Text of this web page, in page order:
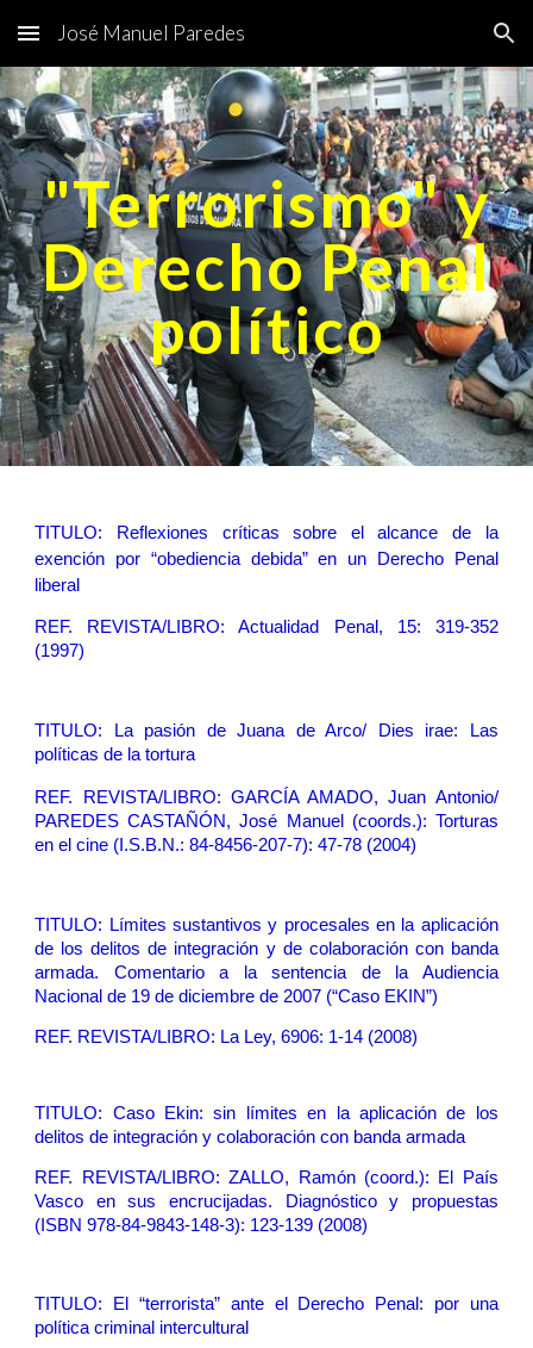
Skip to main content Skip to navigation
José Manuel Paredes
"Terrorismo" y
Derecho Penal
político
TITULO:
Reflexiones críticas sobre el alcance de la
exención por “obediencia debida” en un Derecho Penal
liberal
REF. REVISTA/LIBRO: Actualidad Penal, 15: 319-352
(1997)
TITULO:
La pasión de Juana de Arco/ Dies irae: Las
políticas de la tortura
REF. REVISTA/LIBRO: GARCÍA AMADO, Juan Antonio/
PAREDES CASTAÑÓN, José Manuel (coords.): Torturas
en el cine (I.S.B.N.: 84-8456-207-7): 47-78 (2004)
TITULO: Límites sustantivos y procesales en la aplicación
de los delitos de integración y de colaboración con banda
armada. Comentario a la sentencia de la Audiencia
Nacional de 19 de diciembre de 2007 (“Caso EKIN”)
REF. REVISTA/LIBRO: La Ley, 6906: 1-14 (2008)
TITULO: Caso Ekin: sin límites en la aplicación de los
delitos de integración y colaboración con banda armada
REF. REVISTA/LIBRO: ZALLO, Ramón (coord.): El País
Vasco en sus encrucijadas. Diagnóstico y propuestas
(ISBN 978-84-9843-148-3): 123-139 (2008)
TITULO:
El “terrorista” ante el Derecho Penal: por una
política criminal intercultural